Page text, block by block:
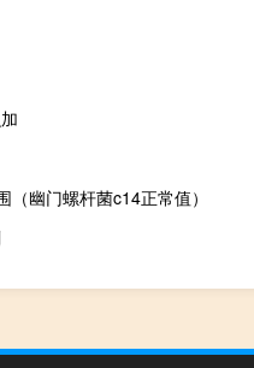
幽门螺杆菌c14正常值）